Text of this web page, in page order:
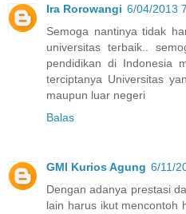
Ira Rorowangi 6/04/2013
Semoga nantinya tidak
universitas terbaik..
pendidikan di Indonesia
terciptanya Universitas
maupun luar negeri
Balas
GMI Kurios Agung 6/11/
Dengan adanya prestasi
lain harus ikut mencontoh